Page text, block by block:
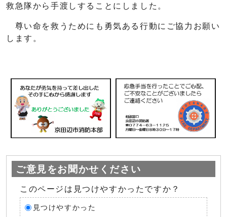
救急隊から手渡しすることにしました。
尊い命を救うためにも勇気ある行動にご協力お願い
します。
ご意見をお聞かせください
このページは見つけやすかったですか？
見つけやすかった